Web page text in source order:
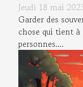
Jeudi 18 mai
Garder des
chose qui tient
personnes....